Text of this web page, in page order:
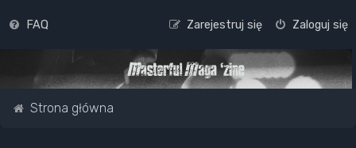
FAQ Zaloguj się
Zarejestruj się
Strona główna